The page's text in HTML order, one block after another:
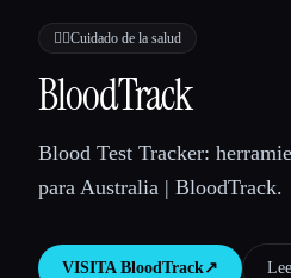
✍️Escritores
💻
🎓Estudiantes
👩‍⚕️Cuidado de la salud
BloodTrack
Blood Test Tracker:
para Australia | BloodTrack.
VISITA BloodTrack↗︎